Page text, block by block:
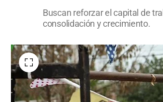
Buscan reforzar el capital de
consolidación y crecimiento.